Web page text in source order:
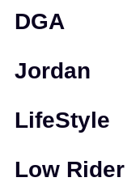
DGA
Jordan
LifeStyle
Low Rider